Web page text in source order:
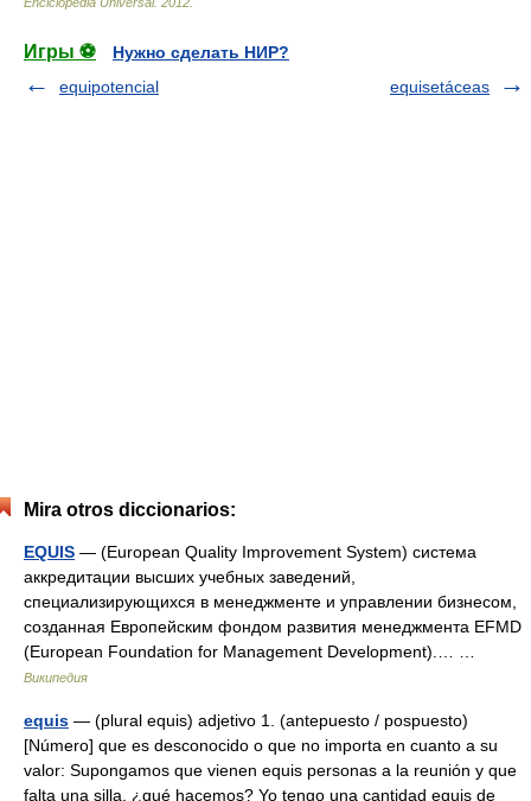
Игры ⚽
Нужно сделать НИР?
equipotencial
equisetáceas
Mira otros diccionarios:
EQUIS — (European Quality Improvement System) система
аккредитации высших учебных заведений,
специализирующихся в менеджменте и управлении бизнесом,
созданная Европейским фондом развития менеджмента EFMD
(European Foundation for Management Development).… …
Википедия
equis — (plural equis) adjetivo 1. (antepuesto / pospuesto)
[Número] que es desconocido o que no importa en cuanto a su
valor: Supongamos que vienen equis personas a la reunión y que
falta una silla, ¿qué hacemos? Yo tengo una cantidad equis de